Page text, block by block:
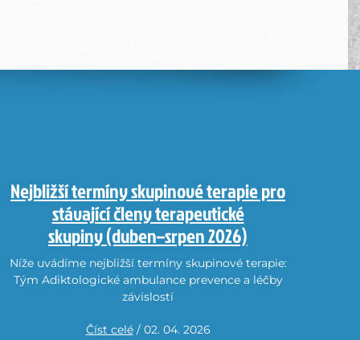
Nejbližší termíny skupinové terapie pro
stávající členy terapeutické
skupiny (duben–srpen 2026)
Níže uvádíme nejbližší termíny skupinové terapie:
Tým Adiktologické ambulance prevence a léčby
závislostí
Číst celé/ 02. 04. 2026